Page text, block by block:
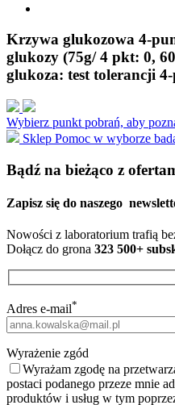
Krzywa glukozowa 4-
glukozy (75g/ 4 pkt: 0,
glukoza: test tolerancji
Wybierz punkt pobrań, aby
Sklep Pomoc w wyborze
Bądź na bieżąco z
Zapisz się do naszego
Nowości z laboratorium trafią
Dołącz do grona 323 500+
Adres e-mail*
Wyrażenie zgód
Wyrażam zgodę na
postaci podanego przeze mnie
produktów i usług w tym